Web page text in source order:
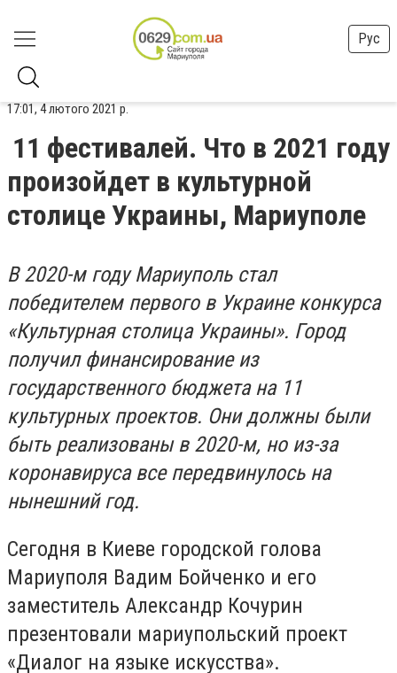
Рус
17:01, 4 лютого 2021 р.
11 фестивалей. Что в 2021 году
произойдет в культурной
столице Украины, Мариуполе
В 2020-м году Мариуполь стал
победителем первого в Украине конкурса
«Культурная столица Украины». Город
получил финансирование из
государственного бюджета на 11
культурных проектов. Они должны были
быть реализованы в 2020-м, но из-за
коронавируса все передвинулось на
нынешний год.
Сегодня в Киеве городской голова
Мариуполя Вадим Бойченко и его
заместитель Александр Кочурин
презентовали мариупольский проект
«Диалог на языке искусства».